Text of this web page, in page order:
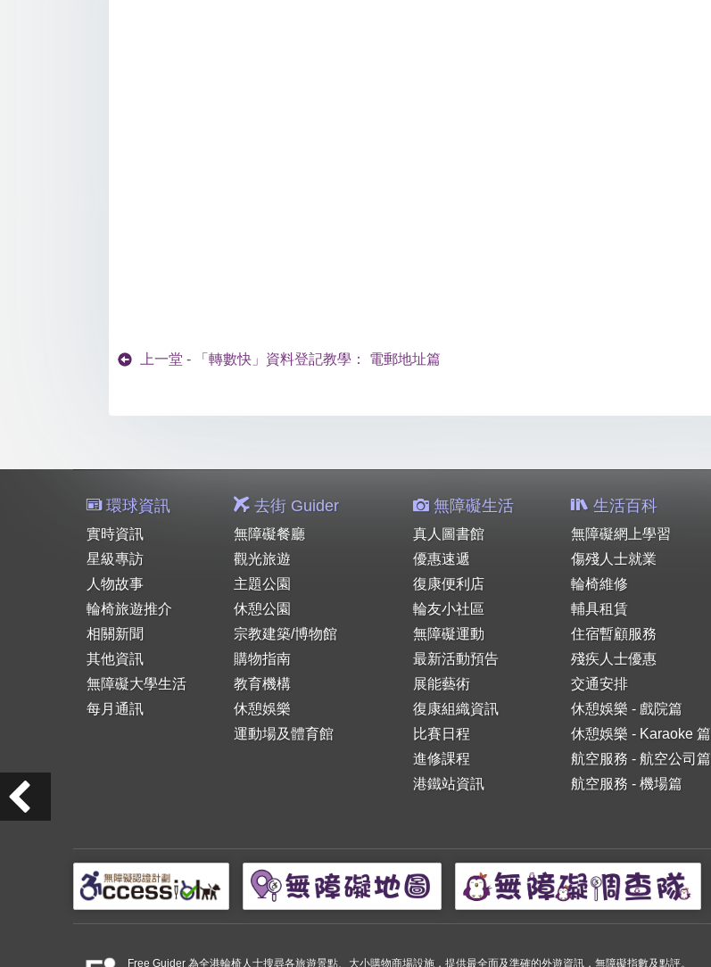
上一堂 - 「轉數快」資料登記教學： 電郵地址篇
環球資訊
實時資訊
星級專訪
人物故事
輪椅旅遊推介
相關新聞
其他資訊
無障礙大學生活
每月通訊
去街 Guider
無障礙餐廳
觀光旅遊
主題公園
休憩公園
宗教建築/博物館
購物指南
教育機構
休憩娛樂
運動場及體育館
無障礙生活
真人圖書館
優惠速遞
復康便利店
輪友小社區
無障礙運動
最新活動預告
展能藝術
復康組織資訊
比賽日程
進修課程
港鐵站資訊
生活百科
無障礙網上學習
傷殘人士就業
輪椅維修
輔具租賃
住宿暫顧服務
殘疾人士優惠
交通安排
休憩娛樂 - 戲院篇
休憩娛樂 - Karaoke 篇
航空服務 - 航空公司篇
航空服務 - 機場篇
Free Guider 為全港輪椅人士搜尋各旅遊景點、大小購物商場設施，提供最全面及準確的外遊資訊，無障礙指數及點評。